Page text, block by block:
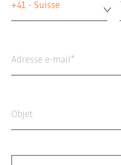
+41 - Suisse
Adresse e-mail
Objet